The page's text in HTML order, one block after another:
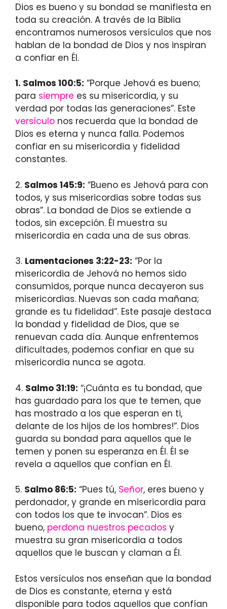
Dios es bueno y su bondad se manifiesta en
toda su creación. A través de la Biblia
encontramos numerosos versículos que nos
hablan de la bondad de Dios y nos inspiran
a confiar en Él.
1. Salmos 100:5: “Porque Jehová es bueno;
para siempre es su misericordia, y su
verdad por todas las generaciones”. Este
versículo nos recuerda que la bondad de
Dios es eterna y nunca falla. Podemos
confiar en su misericordia y fidelidad
constantes.
2. Salmos 145:9: “Bueno es Jehová para con
todos, y sus misericordias sobre todas sus
obras”. La bondad de Dios se extiende a
todos, sin excepción. Él muestra su
misericordia en cada una de sus obras.
3. Lamentaciones 3:22-23: “Por la
misericordia de Jehová no hemos sido
consumidos, porque nunca decayeron sus
misericordias. Nuevas son cada mañana;
grande es tu fidelidad”. Este pasaje destaca
la bondad y fidelidad de Dios, que se
renuevan cada día. Aunque enfrentemos
dificultades, podemos confiar en que su
misericordia nunca se agota.
4. Salmo 31:19: “¡Cuánta es tu bondad, que
has guardado para los que te temen, que
has mostrado a los que esperan en ti,
delante de los hijos de los hombres!”. Dios
guarda su bondad para aquellos que le
temen y ponen su esperanza en Él. Él se
revela a aquellos que confían en Él.
5. Salmo 86:5: “Pues tú, Señor, eres bueno y
perdonador, y grande en misericordia para
con todos los que te invocan”. Dios es
bueno, perdona nuestros pecados y
muestra su gran misericordia a todos
aquellos que le buscan y claman a Él.
Estos versículos nos enseñan que la bondad
de Dios es constante, eterna y está
disponible para todos aquellos que confían